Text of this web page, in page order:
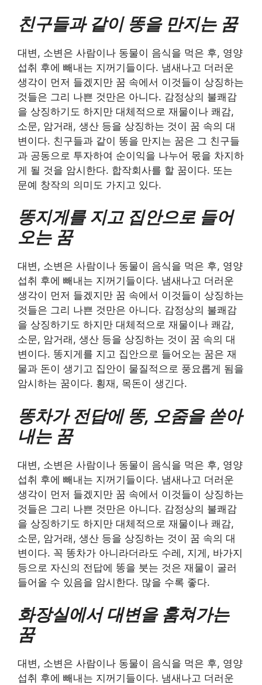
친구들과 같이 똥을 만지는 꿈
대변, 소변은 사람이나 동물이 음식을 먹은 후, 영양
섭취 후에 빼내는 지꺼기들이다. 냄새나고 더러운
생각이 먼저 들겠지만 꿈 속에서 이것들이 상징하는
것들은 그리 나쁜 것만은 아니다. 감정상의 불쾌감
을 상징하기도 하지만 대체적으로 재물이나 쾌감,
소문, 암거래, 생산 등을 상징하는 것이 꿈 속의 대
변이다. 친구들과 같이 똥을 만지는 꿈은 그 친구들
과 공동으로 투자하여 순이익을 나누어 몫을 차지하
게 될 것을 암시한다. 합작회사를 할 꿈이다. 또는
문예 창작의 의미도 가지고 있다.
똥지게를 지고 집안으로 들어
오는 꿈
대변, 소변은 사람이나 동물이 음식을 먹은 후, 영양
섭취 후에 빼내는 지꺼기들이다. 냄새나고 더러운
생각이 먼저 들겠지만 꿈 속에서 이것들이 상징하는
것들은 그리 나쁜 것만은 아니다. 감정상의 불쾌감
을 상징하기도 하지만 대체적으로 재물이나 쾌감,
소문, 암거래, 생산 등을 상징하는 것이 꿈 속의 대
변이다. 똥지게를 지고 집안으로 들어오는 꿈은 재
물과 돈이 생기고 집안이 물질적으로 풍요롭게 됨을
암시하는 꿈이다. 횡재, 목돈이 생긴다.
똥차가 전답에 똥, 오줌을 쏟아
내는 꿈
대변, 소변은 사람이나 동물이 음식을 먹은 후, 영양
섭취 후에 빼내는 지꺼기들이다. 냄새나고 더러운
생각이 먼저 들겠지만 꿈 속에서 이것들이 상징하는
것들은 그리 나쁜 것만은 아니다. 감정상의 불쾌감
을 상징하기도 하지만 대체적으로 재물이나 쾌감,
소문, 암거래, 생산 등을 상징하는 것이 꿈 속의 대
변이다. 꼭 똥차가 아니라더라도 수레, 지게, 바가지
등으로 자신의 전답에 똥을 붓는 것은 재물이 굴러
들어올 수 있음을 암시한다. 많을 수록 좋다.
화장실에서 대변을 훔쳐가는
꿈
대변, 소변은 사람이나 동물이 음식을 먹은 후, 영양
섭취 후에 빼내는 지꺼기들이다. 냄새나고 더러운